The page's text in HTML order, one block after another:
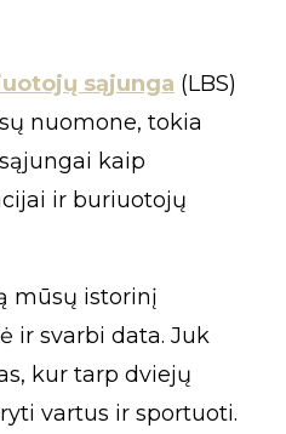
sąjunga (LBS)
nuomone, tokia
kaip
ir buriuotojų
mūsų istorinį
ir svarbi data. Juk
kur tarp dviejų
vartus ir sportuoti.